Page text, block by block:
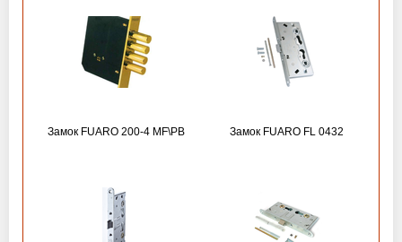
Замок FUARO 200-4 MF\РВ Замок FUARO FL 0432